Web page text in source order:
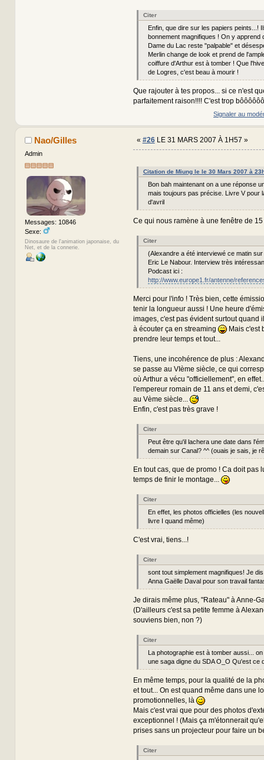
Citer
Enfin, que dire sur les papiers peints...!
bonnement magnifiques ! On y apprend
Dame du Lac reste "palpable" et
Merlin change de look et prend de
coiffure d'Arthur est à tomber ! Que
de Logres, c'est beau à mourir !
Que rajouter à tes propos... si ce n'est
parfaitement raison!!!! C'est trop
Signaler au
Nao/Gilles
Admin
Messages: 10846
Sexe:
Dinosaure de l'animation japonaise, du
Net, et de la connerie.
« #26LE 31 MARS 2007 À 1H57 »
Citation de Miung le le 30 Mars 2007 à
Bon bah maintenant on a une réponse
mais toujours pas précise. Livre V pour
d'avril
Ce qui nous ramène à une fenêtre de
Citer
(Alexandre a été interviewé ce matin
Eric Le Nabour. Interview très
Podcast ici :
http://www.europe1.fr/antenne/
Merci pour l'info ! Très bien, cette
tenir la longueur aussi ! Une heure
images, c'est pas évident surtout quand
à écouter ça en streaming
Mais c'est
prendre leur temps et tout...
Tiens, une incohérence de plus :
se passe au VIème siècle, ce qui
où Arthur a vécu "officiellement", en
l'empereur romain de 11 ans et demi,
au Vème siècle...
Enfin, c'est pas très grave !
Citer
Peut être qu'il lachera une date dans
demain sur Canal? ^^ (ouais je sais, je
En tout cas, que de promo ! Ca doit pas
temps de finir le montage...
Citer
En effet, les photos officielles (les
livre I quand même)
C'est vrai, tiens...!
Citer
sont tout simplement magnifiques! Je
Anna Gaëlle Daval pour son travail
Je dirais même plus, "Rateau" à Anne-
(D'ailleurs c'est sa petite femme à
souviens bien, non ?)
Citer
La photographie est à tomber aussi...
une saga digne du SDA O_O Qu'est ce
En même temps, pour la qualité de la
et tout... On est quand même dans une
promotionnelles, là
Mais c'est vrai que pour des photos
exceptionnel ! (Mais ça m'étonnerait
prises sans un projecteur pour faire un
Citer